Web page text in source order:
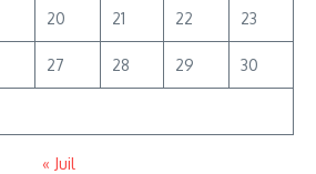
20 21 22 23
27 28 29 30
« Juil